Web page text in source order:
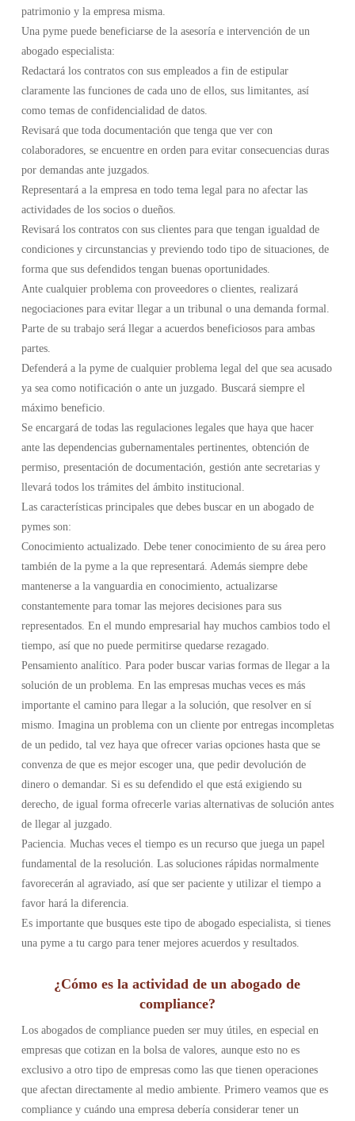
patrimonio y la empresa misma.
Una pyme puede beneficiarse de la asesoría e intervención de un
abogado especialista:
Redactará los contratos con sus empleados a fin de estipular
claramente las funciones de cada uno de ellos, sus limitantes, así
como temas de confidencialidad de datos.
Revisará que toda documentación que tenga que ver con
colaboradores, se encuentre en orden para evitar consecuencias duras
por demandas ante juzgados.
Representará a la empresa en todo tema legal para no afectar las
actividades de los socios o dueños.
Revisará los contratos con sus clientes para que tengan igualdad de
condiciones y circunstancias y previendo todo tipo de situaciones, de
forma que sus defendidos tengan buenas oportunidades.
Ante cualquier problema con proveedores o clientes, realizará
negociaciones para evitar llegar a un tribunal o una demanda formal.
Parte de su trabajo será llegar a acuerdos beneficiosos para ambas
partes.
Defenderá a la pyme de cualquier problema legal del que sea acusado
ya sea como notificación o ante un juzgado. Buscará siempre el
máximo beneficio.
Se encargará de todas las regulaciones legales que haya que hacer
ante las dependencias gubernamentales pertinentes, obtención de
permiso, presentación de documentación, gestión ante secretarias y
llevará todos los trámites del ámbito institucional.
Las características principales que debes buscar en un abogado de
pymes son:
Conocimiento actualizado. Debe tener conocimiento de su área pero
también de la pyme a la que representará. Además siempre debe
mantenerse a la vanguardia en conocimiento, actualizarse
constantemente para tomar las mejores decisiones para sus
representados. En el mundo empresarial hay muchos cambios todo el
tiempo, así que no puede permitirse quedarse rezagado.
Pensamiento analítico. Para poder buscar varias formas de llegar a la
solución de un problema. En las empresas muchas veces es más
importante el camino para llegar a la solución, que resolver en sí
mismo. Imagina un problema con un cliente por entregas incompletas
de un pedido, tal vez haya que ofrecer varias opciones hasta que se
convenza de que es mejor escoger una, que pedir devolución de
dinero o demandar. Si es su defendido el que está exigiendo su
derecho, de igual forma ofrecerle varias alternativas de solución antes
de llegar al juzgado.
Paciencia. Muchas veces el tiempo es un recurso que juega un papel
fundamental de la resolución. Las soluciones rápidas normalmente
favorecerán al agraviado, así que ser paciente y utilizar el tiempo a
favor hará la diferencia.
Es importante que busques este tipo de abogado especialista, si tienes
una pyme a tu cargo para tener mejores acuerdos y resultados.
¿Cómo es la actividad de un abogado de
compliance?
Los abogados de compliance pueden ser muy útiles, en especial en
empresas que cotizan en la bolsa de valores, aunque esto no es
exclusivo a otro tipo de empresas como las que tienen operaciones
que afectan directamente al medio ambiente. Primero veamos que es
compliance y cuándo una empresa debería considerar tener un